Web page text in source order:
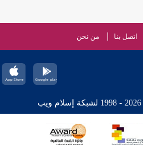
اتصل بنا من نحن